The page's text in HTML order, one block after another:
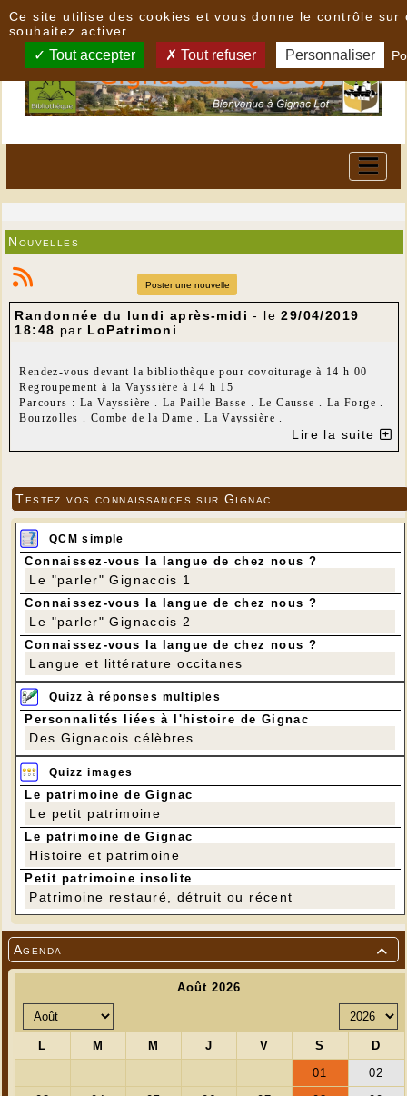

Agenda
Nouvelles
Poster une nouvelle
Randonnée du lundi après-midi- le29/04/2019
18:48 par LoPatrimoni
Rendez-vous devant la bibliothèque pour covoiturage à 14 h 00
Regroupement à la Vayssière à 14 h 15
Parcours : La Vayssière . La Paille Basse . Le Causse . La Forge .
Bourzolles . Combe de la Dame . La Vayssière .
Dénivelé positif : 200 m
Lire la suite
Testez vos connaissances sur Gignac
QCM simple
Connaissez-vous la langue de chez nous ?
Le "parler" Gignacois 1
Connaissez-vous la langue de chez nous ?
Le "parler" Gignacois 2
Connaissez-vous la langue de chez nous ?
Langue et littérature occitanes
Quizz à réponses multiples
Personnalités liées à l'histoire de Gignac
Des Gignacois célèbres
Quizz images
Le patrimoine de Gignac
Le petit patrimoine
Le patrimoine de Gignac
Histoire et patrimoine
Petit patrimoine insolite
Patrimoine restauré, détruit ou récent
Ce site utilise des cookies et vous donne le contrôle sur
souhaitez activer
Tout accepter Tout refuser Personnaliser